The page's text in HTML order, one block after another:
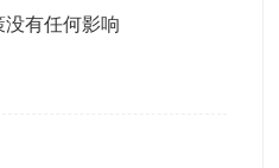
有任何影响